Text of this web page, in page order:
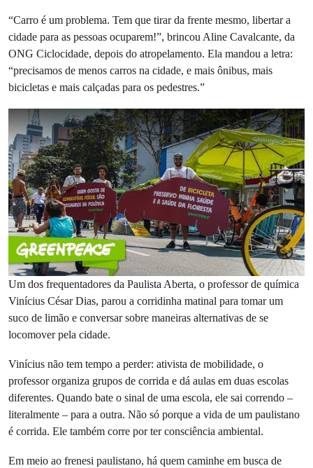
“Carro é um problema. Tem que tirar da frente mesmo, libertar a
cidade para as pessoas ocuparem!”, brincou Aline Cavalcante, da
ONG Ciclocidade, depois do atropelamento. Ela mandou a letra:
“precisamos de menos carros na cidade, e mais ônibus, mais
bicicletas e mais calçadas para os pedestres.”
Um dos frequentadores da Paulista Aberta, o professor de química
Vinícius César Dias, parou a corridinha matinal para tomar um
suco de limão e conversar sobre maneiras alternativas de se
locomover pela cidade.
Vinícius não tem tempo a perder: ativista de mobilidade, o
professor organiza grupos de corrida e dá aulas em duas escolas
diferentes. Quando bate o sinal de uma escola, ele sai correndo –
literalmente – para a outra. Não só porque a vida de um paulistano
é corrida. Ele também corre por ter consciência ambiental.
Em meio ao frenesi paulistano, há quem caminhe em busca de